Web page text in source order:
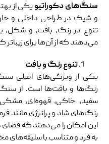
سنگ‌های دکوراتیویکی از
و شیک در طراحی داخلی و
تنوع در رنگ، بافت، و شکل،
می‌دهند که از آن‌ها برای
تنوع رنگ و بافت
یکی از ویژگی‌های اصلی
رنگ‌ها و بافت‌ها است. از
سفید، خاکی، قهوه‌ای،
رنگ‌های شاد و پرانرژی مانند
این امکان را می‌دهند که
به فرد و متناسب با سلیقه‌های